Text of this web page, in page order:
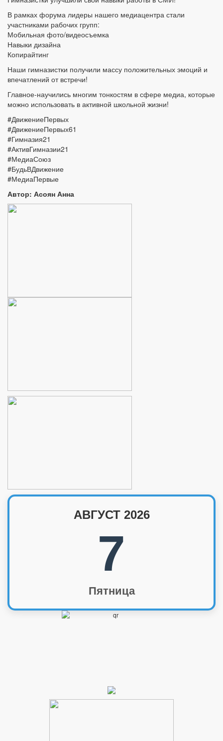
В рамках форума лидеры нашего медиацентра стали
участниками рабочих групп:
Мобильная фото/видеосъемка
Навыки дизайна
Копирайтинг
Наши гимназистки получили массу положительных эмоций и
впечатлений от встречи!
Главное-научились многим тонкостям в сфере медиа, которые
можно использовать в активной школьной жизни!
#ДвижениеПервых
#ДвижениеПервых61
#Гимназия21
#АктивГимназии21
#МедиаСоюз
#БудьВДвижение
#МедиаПервые
Автор: Асоян Анна
АВГУСТ 2026
7
Пятница